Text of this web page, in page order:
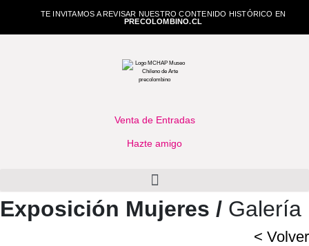
TE INVITAMOS A REVISAR NUESTRO CONTENIDO HISTÓRICO EN
PRECOLOMBINO.CL
Venta de Entradas
Hazte amigo
Exposición Mujeres / Galería
< Volver